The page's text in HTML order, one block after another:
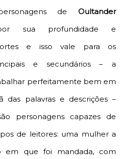
de Oultander
sua profundidade e
fortes e isso vale para os
e secundários – a
perfeitamente bem em
das palavras e descrições –
personagens capazes de
de leitores: uma mulher a
em que foi mandada, com